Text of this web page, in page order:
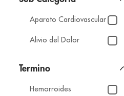
Aparato Cardiovascular
Alivio del Dolor
Hemorroides